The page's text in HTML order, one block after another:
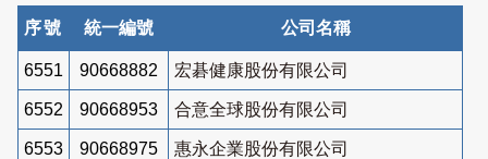
序號 統一編號 公司名稱
6551 90668882 宏碁健康股份有限公司
6552 90668953 合意全球股份有限公司
6553 90668975 惠永企業股份有限公司